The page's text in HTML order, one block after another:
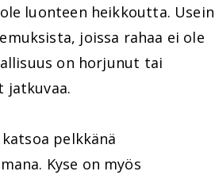
luonteen heikkoutta. Usein
joissa rahaa ei ole
on horjunut tai
jatkuvaa.
pelkkänä
Kyse on myös